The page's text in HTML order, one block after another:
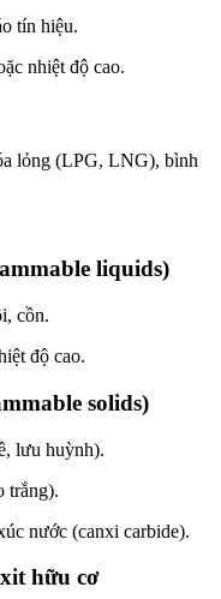
tín hiệu.
nhiệt độ cao.
lỏng (LPG, LNG), bình
liquids)
cồn.
độ cao.
solids)
lưu huỳnh).
trắng).
nước (canxi carbide).
hữu cơ